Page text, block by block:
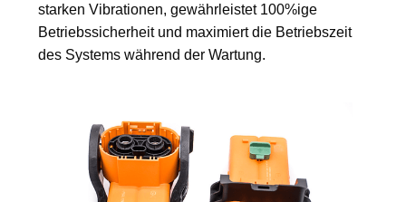
starken Vibrationen, gewährleistet 100%ige
Betriebssicherheit und maximiert die Betriebszeit
des Systems während der Wartung.